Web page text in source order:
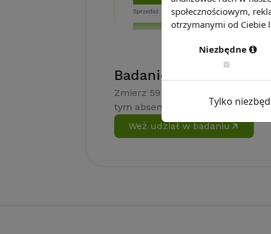
Badanie wskaźnikiHR
Zmierz 59 wskaźników
tym absencję, fluktuację i
Weź udział w badaniu
społecznościowym,
otrzymanymi od Ciebie
Niezbędne
Tylko